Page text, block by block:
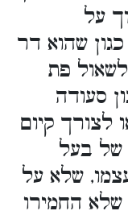
על
שהוא דר
פת
סעודה
לצורך קיום
של בעל
שלא על
החמירו